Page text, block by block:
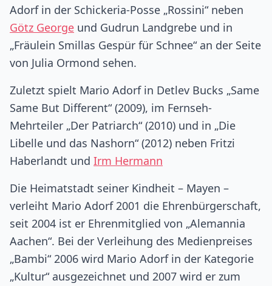
Adorf in der Schickeria-Posse „Rossini“ neben
Götz George und Gudrun Landgrebe und in
„Fräulein Smillas Gespür für Schnee“ an der Seite
von Julia Ormond sehen.
Zuletzt spielt Mario Adorf in Detlev Bucks „Same
Same But Different“ (2009), im Fernseh-
Mehrteiler „Der Patriarch“ (2010) und in „Die
Libelle und das Nashorn“ (2012) neben Fritzi
Haberlandt und Irm Hermann
Die Heimatstadt seiner Kindheit – Mayen –
verleiht Mario Adorf 2001 die Ehrenbürgerschaft,
seit 2004 ist er Ehrenmitglied von „Alemannia
Aachen“. Bei der Verleihung des Medienpreises
„Bambi“ 2006 wird Mario Adorf in der Kategorie
„Kultur“ ausgezeichnet und 2007 wird er zum